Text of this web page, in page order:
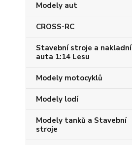
Modely aut
CROSS-RC
Stavební stroje a nakladní
auta 1:14 Lesu
Modely motocyklů
Modely lodí
Modely tanků a Stavební
stroje